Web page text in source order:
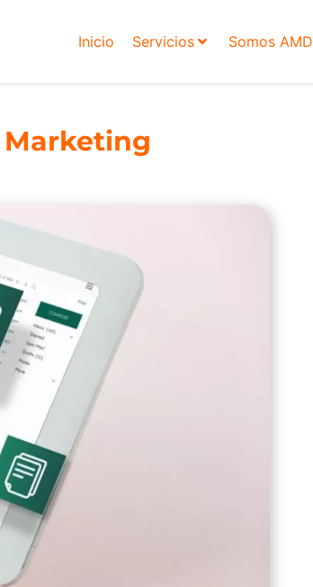
Inicio Servicios Somos AMD
Marketing